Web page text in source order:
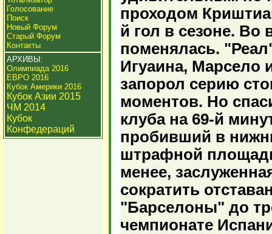
Голосование
Поиск
Новый Форум
Старый Форум
Контакты
АРХИВЫ:
Олимпиада 2016
ЕВРО 2016
Кубок Америки 2016
Кубок Азии 2015
ЧМ 2014
Кубок
Конфедераций
проходом
й гол в сезоне. Во
поменялась.
Игуаина, Марсело
запорол серию
моментов. Но
клуба на 69-й
пробивший в
штрафной
менее,
сократить
"Барселоны" до
чемпионате